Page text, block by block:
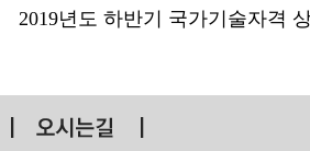
2019년도 하반기 국가기술자격